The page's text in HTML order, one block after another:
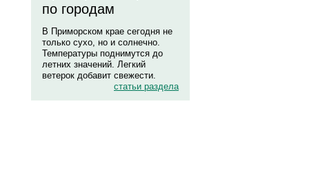
по городам
В Приморском крае сегодня не
только сухо, но и солнечно.
Температуры поднимутся до
летних значений. Легкий
ветерок добавит свежести.
статьи раздела